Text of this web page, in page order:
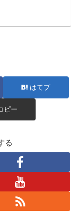
はてブ
ピー
る